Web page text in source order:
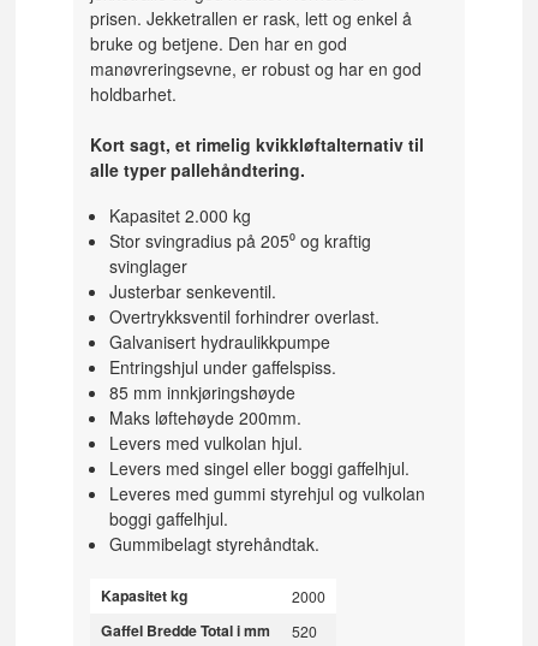
prisen. Jekketrallen er rask, lett og enkel å
bruke og betjene. Den har en god
manøvreringsevne, er robust og har en god
holdbarhet.
Kort sagt, et rimelig kvikkløftalternativ til
alle typer pallehåndtering.
Kapasitet 2.000 kg
Stor svingradius på 205⁰ og kraftig
svinglager
Justerbar senkeventil.
Overtrykksventil forhindrer overlast.
Galvanisert hydraulikkpumpe
Entringshjul under gaffelspiss.
85 mm innkjøringshøyde
Maks løftehøyde 200mm.
Levers med vulkolan hjul.
Levers med singel eller boggi gaffelhjul.
Leveres med gummi styrehjul og vulkolan
boggi gaffelhjul.
Gummibelagt styrehåndtak.
Kapasitet kg 2000
Gaffel Bredde Total i mm 520